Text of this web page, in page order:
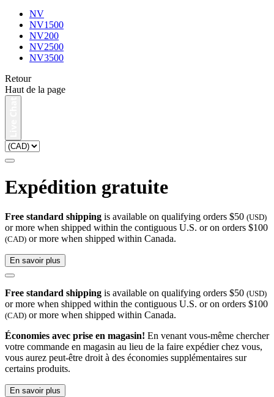
NV
NV1500
NV200
NV2500
NV3500
Retour
Haut de la page
Expédition gratuite
Free standard shipping is available on qualifying orders $50 (USD)
or more when shipped within the contiguous U.S. or on orders $100
(CAD) or more when shipped within Canada.
En savoir plus
Free standard shipping is available on qualifying orders $50 (USD)
or more when shipped within the contiguous U.S. or on orders $100
(CAD) or more when shipped within Canada.
Économies avec prise en magasin! En venant vous-même chercher
votre commande en magasin au lieu de la faire expédier chez vous,
vous aurez peut-être droit à des économies supplémentaires sur
certains produits.
En savoir plus